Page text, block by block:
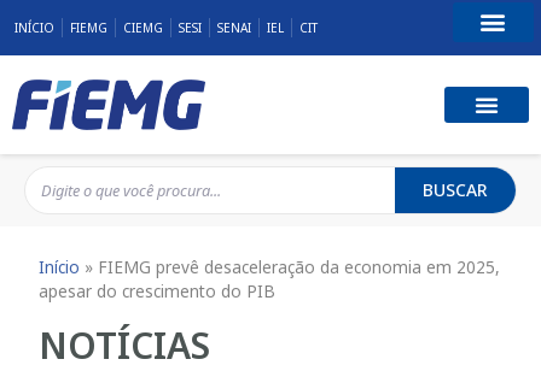
INÍCIO FIEMG CIEMG SESI SENAI IEL CIT
BUSCAR
Início » FIEMG prevê desaceleração da economia em 2025,
apesar do crescimento do PIB
NOTÍCIAS